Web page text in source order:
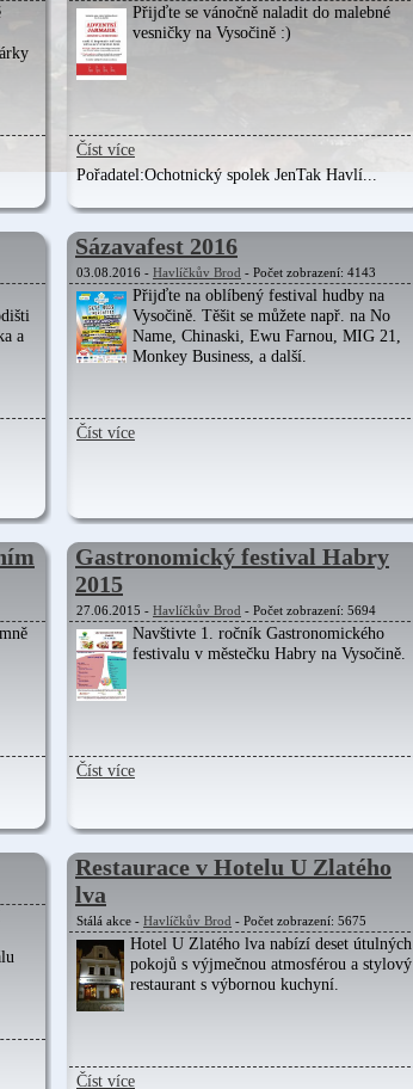
Přijďte se vánočně naladit do malebné
vesničky na Vysočině :)
Číst více
Pořadatel:Ochotnický spolek JenTak Havlí...
a
Sázavafest 2016
03.08.2016 - Havlíčkův Brod - Počet zobrazení: 4143
Přijďte na oblíbený festival hudby na
Vysočině. Těšit se můžete např. na No
Name, Chinaski, Ewu Farnou, MIG 21,
Monkey Business, a další.
Číst více
Gastronomický festival Habry
2015
27.06.2015 - Havlíčkův Brod - Počet zobrazení: 5694
Navštivte 1. ročník Gastronomického
festivalu v městečku Habry na Vysočině.
Číst více
Restaurace v Hotelu U Zlatého
lva
Stálá akce - Havlíčkův Brod - Počet zobrazení: 5675
Hotel U Zlatého lva nabízí deset útulných
pokojů s výjmečnou atmosférou a stylový
restaurant s výbornou kuchyní.
Číst více